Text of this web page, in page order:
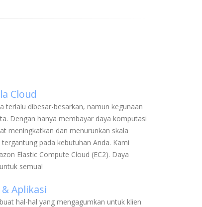
Cloud
terlalu dibesar-besarkan, namun kegunaan
Dengan hanya membayar daya komputasi
meningkatkan dan menurunkan skala
pada kebutuhan Anda. Kami
Elastic Compute Cloud (EC2). Daya
semua!
Aplikasi
hal-hal yang mengagumkan untuk klien